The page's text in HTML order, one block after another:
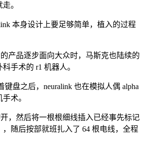
。
本身设计上要足够简单，植入的过程
的产品逐步面向大众时，马斯克也陆续的
手术的 r1 机器人。
键盘之后，neuralink 也在模拟人偶 alpha
术。
开，然后将一根根细线插入已经事先标记
随后按部就班扎入了 64 根电线，全程